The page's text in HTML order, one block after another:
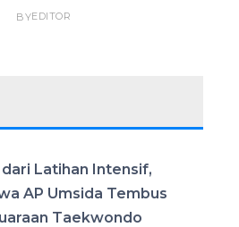
BYEDITOR
Latihan Intensif,
AP Umsida Tembus
Taekwondo